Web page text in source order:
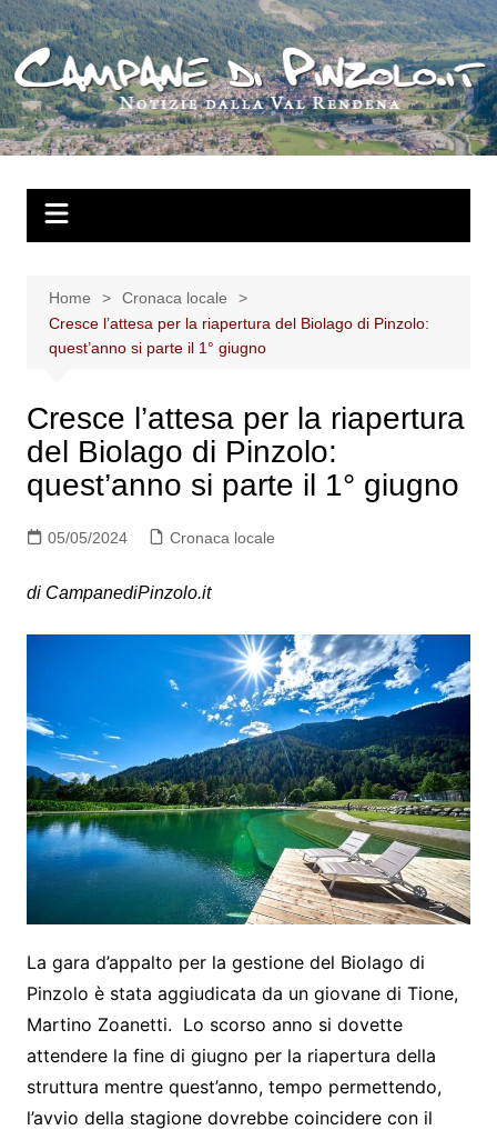
Salta
al
contenuto
Home
Cronaca locale
Cresce l’attesa per la riapertura del Biolago di Pinzolo:
quest’anno si parte il 1° giugno
Cresce l’attesa per la riapertura
del Biolago di Pinzolo:
quest’anno si parte il 1° giugno
05/05/2024 Cronaca locale
di CampanediPinzolo.it
La gara d’appalto per la gestione del Biolago di
Pinzolo è stata aggiudicata da un giovane di Tione,
Martino Zoanetti. Lo scorso anno si dovette
attendere la fine di giugno per la riapertura della
struttura mentre quest’anno, tempo permettendo,
l’avvio della stagione dovrebbe coincidere con il